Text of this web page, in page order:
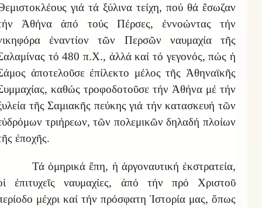
γιά τά ξύλινα τείχη, πού θά ἔσωζαν
Ἀθήνα ἀπό τούς Πέρσες, ἐννοώντας τήν
ἐναντίον τῶν Περσῶν ναυμαχία τῆς
τό 480 π.Χ., ἀλλά καί τό γεγονός, πώς ἡ
ἀποτελοῦσε ἐπίλεκτο μέλος τῆς Ἀθηναϊκῆς
καθώς τροφοδοτοῦσε τήν Ἀθήνα μέ τήν
τῆς Σαμιακῆς πεύκης γιά τήν κατασκευή τῶν
τριήρεων, τῶν πολεμικῶν δηλαδή πλοίων
ἐποχῆς.
Τά ὁμηρικά ἔπη, ἡ ἀργοναυτική ἐκστρατεία,
ἐπιτυχεῖς ναυμαχίες, ἀπό τήν πρό Χριστοῦ
μέχρι καί τήν πρόσφατη Ἱστορία μας, ὅπως